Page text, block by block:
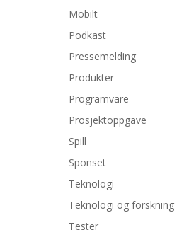
Mobilt
Podkast
Pressemelding
Produkter
Programvare
Prosjektoppgave
Spill
Sponset
Teknologi
Teknologi og forskning
Tester